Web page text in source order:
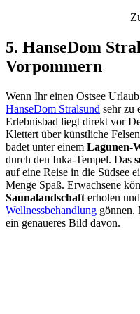
5. HanseDom
Vorpommern
Wenn Ihr einen Ostsee
HanseDom Stralsund sehr zu
Erlebnisbad liegt direkt vor
Klettert über künstliche
badet unter einem Lagunen-
durch den Inka-Tempel. Das
auf eine Reise in die Südsee
Menge Spaß. Erwachsene
Saunalandschaft erholen
Wellnessbehandlung gönnen.
ein genaueres Bild davon.